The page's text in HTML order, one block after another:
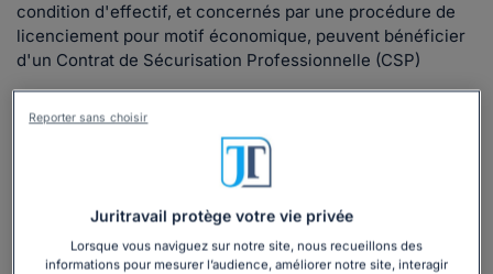
condition d'effectif, et concernés par une procédure de
licenciement pour motif économique, peuvent bénéficier
d'un Contrat de Sécurisation Professionnelle (CSP)
Juritravail protège votre vie privée
Lorsque vous naviguez sur notre site, nous recueillons des
informations pour mesurer l’audience, améliorer notre site, interagir
Reporter sans choisir